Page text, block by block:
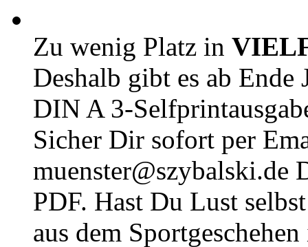
Zu wenig Platz in
Deshalb gibt es ab Ende
DIN A 3-
Sicher Dir sofort per
muenster@szybalski.de
PDF. Hast Du Lust
aus dem